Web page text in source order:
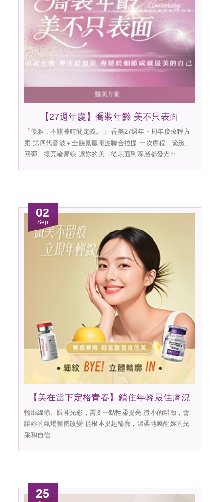
【27週年慶】喬裝年齡 美不只表面
「優雅，不該被時間定義。」 香美27週年・周年慶療程方
案 第四代音波＋全臉鳳凰電波聯合拉提 一次療程，緊緻、
回彈、提亮輪廓線 讓妳的美，從表面到深層都發光✨
02
Sep
【美在當下定格青春】鎖住年輕最佳膚況
輪廓線條、眼神光彩，需要一點輕柔提亮 微小的鬆動，會
讓妳的氣場整體改變 從根本提起輪廓，溫柔地喚醒妳的光
采和自信
25